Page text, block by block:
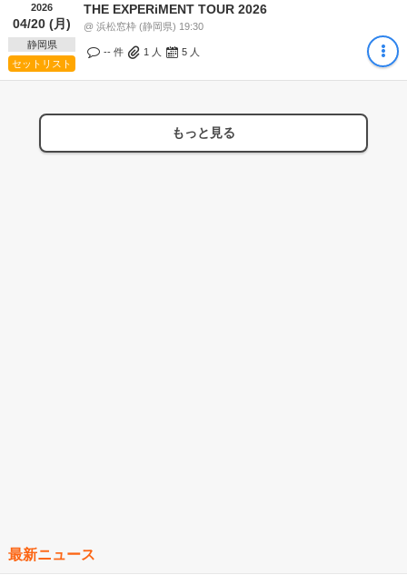
2026
04/20 (月)
静岡県
セットリスト
THE EXPERiMENT TOUR 2026
@ 浜松窓枠 (静岡県) 19:30
-- 件 1 人 5 人
もっと見る
最新ニュース